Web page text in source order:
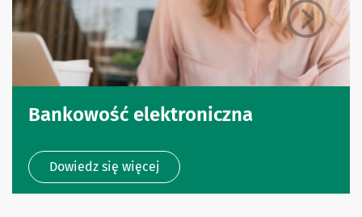
Bankowość elektroniczna
Dowiedz się więcej